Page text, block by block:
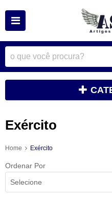
Exército
Home Exército
Ordenar Por
Selecione